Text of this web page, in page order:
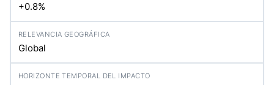
+0.8%
Global